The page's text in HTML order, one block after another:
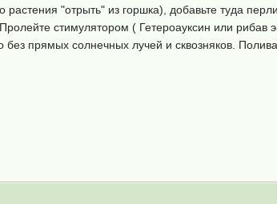
"отрыть" из горшка), добавьте туда
стимулятором ( Гетероауксин или рибав
прямых солнечных лучей и сквозняков.